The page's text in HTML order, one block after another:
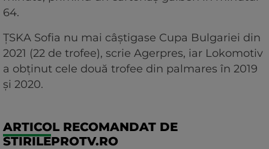
64.
ŢSKA Sofia nu mai câştigase Cupa Bulgariei din
2021 (22 de trofee), scrie Agerpres, iar Lokomotiv
a obţinut cele două trofee din palmares în 2019
şi 2020.
ARTICOL RECOMANDAT DE
STIRILEPROTV.RO